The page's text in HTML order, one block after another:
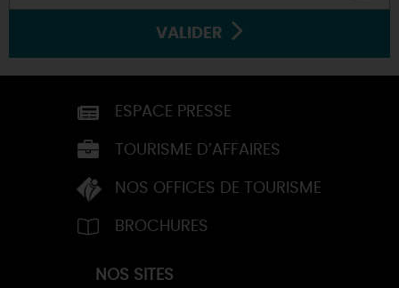
VALIDER
ESPACE PRESSE
TOURISME D’AFFAIRES
NOS OFFICES DE TOURISME
BROCHURES
NOS SITES